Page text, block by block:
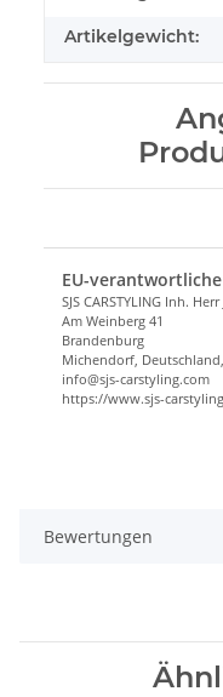
Artikelgewicht:
EU-
SJS CARSTYLING Inh.
Am Weinberg 41
Brandenburg
Michendorf,
info@sjs-carstyling.com
https://www.sjs-
Bewertungen